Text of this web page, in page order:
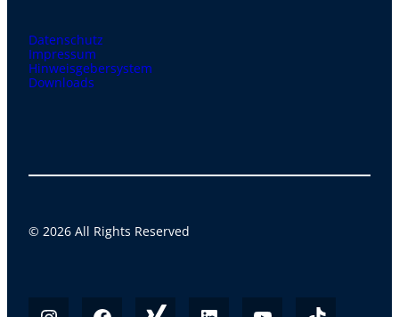
Datenschutz
Impressum
Hinweisgebersystem
Downloads
© 2026 All Rights Reserved